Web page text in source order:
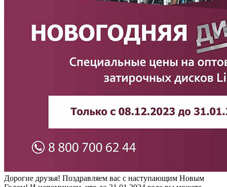
Дорогие друзья! Поздравляем вас с наступающим Новым